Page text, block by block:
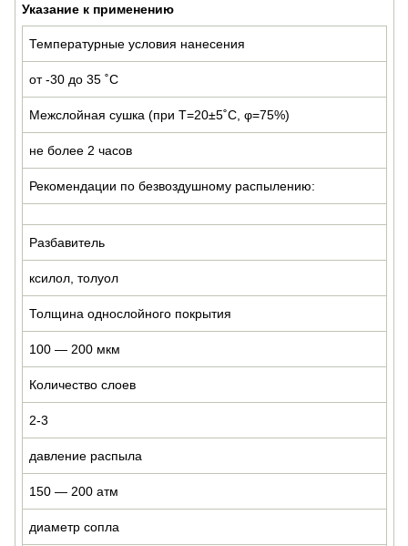
Указание к применению
Температурные условия нанесения
от -30 до 35 ˚C
Межслойная сушка (при Т=20±5˚C, φ=75%)
не более 2 часов
Рекомендации по безвоздушному распылению:
Разбавитель
ксилол, толуол
Толщина однослойного покрытия
100 — 200 мкм
Количество слоев
2-3
давление распыла
150 — 200 атм
диаметр сопла